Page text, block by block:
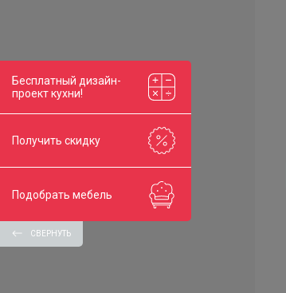
Бесплатный дизайн-
проект кухни!
Получить скидку
Подобрать мебель
СВЕРНУТЬ